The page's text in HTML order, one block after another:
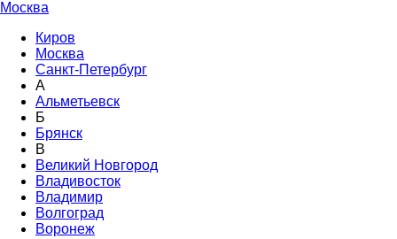
Москва
Киров
Москва
Санкт-Петербург
А
Альметьевск
Б
Брянск
В
Великий Новгород
Владивосток
Владимир
Волгоград
Воронеж